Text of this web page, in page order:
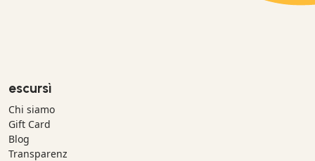
escursì
Chi siamo
Gift Card
Blog
Transparenz